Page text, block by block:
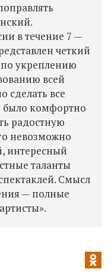
в течение 7 —
четкий
укреплению
всей
сделать все
было комфортно
радостную
невозможно
интересный
таланты
Смысл
— полные